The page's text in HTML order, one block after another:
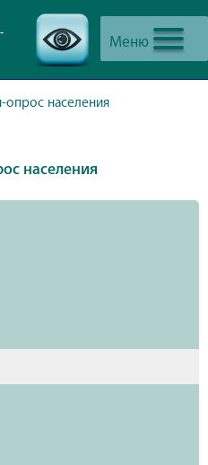
Меню
опрос населения
населения